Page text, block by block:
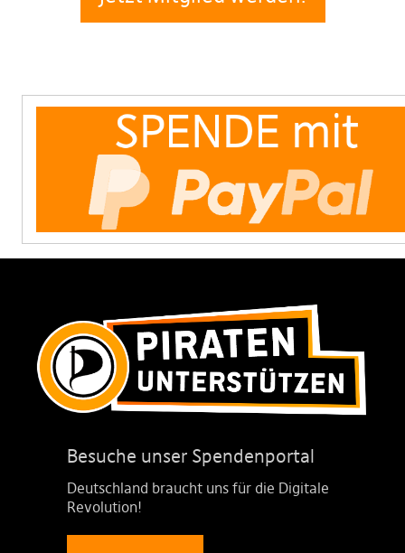
Besuche unser Spendenportal
Deutschland braucht uns für die Digitale
Revolution!